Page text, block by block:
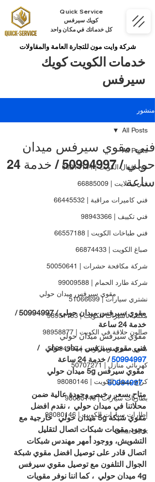
Quick Service
كويك سيرفس
كل خدماتك في مكان واحد
شركة وايت مون للتجارة العامة والمقاولات
خدمات الكويت كويك
سيرفس
منشور
All Posts
فتح اقفال الكويت | 66214144
فني ستلايت | 66885009
فني كاميرات مراقبة | 66445532
فني تكييف | 98943366
فني طباخات الكويت | 66557188
صباغ الكويت | 66874433
شركة مكافحة حشرات | 50050641
شركة طارد الحمام | 99009588
نشتري سيارات | 51066699
مكتب تأشيرات الكويت | 98951133
صالون حلاقة في الكويت | 98958877
مقوي سيرفس الكويت | 50994997
كهربائي منازل | 50707271
كراج متنقل الكويت | 98080146
بطاريات سيارات | 98080146
إطارات سيارات الكويت | 98080146
Smart lock
All Posts
فني مقوي سيرفس ميدان
حولي / 50994997 / خدمة 24
ساعة
مقوي سيرفس ميدان حولي
مقوي سيرفس ميدان حولي / 50994997 /
خدمة 24 ساعة
مقوي سيرفس ميدان حولي
فني مقوي سيرفس ميدان حولي   /
50994997 / خدمة 24 ساعة
مقوي سيرفس 5g ميدان حولي
50994997
متاح بسعر رخيص وجودة عالية ضمن
محلاتنا في ميدان حولي  ، نقدم افضل
مقوي شبكة 5g ميدان حولي   خارجية مع
وجود مقويات شبكات اتصال لتقليل
التشويش، ووجود أمهر مهندس شبكات
اتصال قادر على توصيل افضل مقوي شبكة
الجوال التلفون مع توصيل مقوي سيرفس
4g ميدان حولي  ، كما اننا نوفر مقويات